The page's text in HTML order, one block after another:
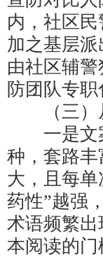
内，社区
加之基层
由社区辅
防团队专
（三）
一是文案
种，套路
大，且每
药性”越强
术语频繁出
本阅读的